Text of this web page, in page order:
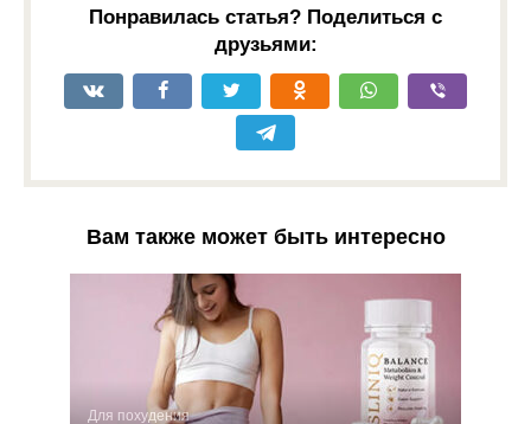
Понравилась статья? Поделиться с
друзьями:
Вам также может быть интересно
Для похудения